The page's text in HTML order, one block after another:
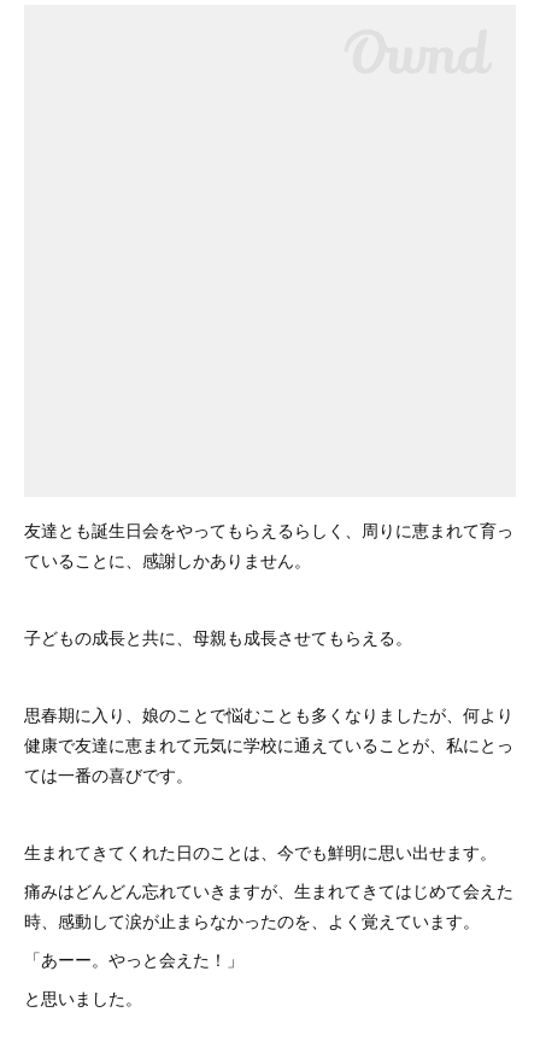
友達とも誕生日会をやってもらえるらしく、周りに恵まれて育っ
ていることに、感謝しかありません。
子どもの成長と共に、母親も成長させてもらえる。
思春期に入り、娘のことで悩むことも多くなりましたが、何より
健康で友達に恵まれて元気に学校に通えていることが、私にとっ
ては一番の喜びです。
生まれてきてくれた日のことは、今でも鮮明に思い出せます。
痛みはどんどん忘れていきますが、生まれてきてはじめて会えた
時、感動して涙が止まらなかったのを、よく覚えています。
「あーー。やっと会えた！」
と思いました。